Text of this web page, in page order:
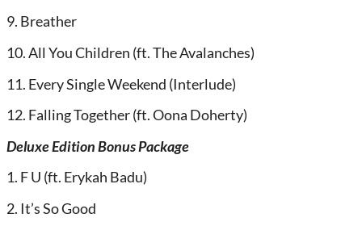
9. Breather
10. All You Children (ft. The Avalanches)
11. Every Single Weekend (Interlude)
12. Falling Together (ft. Oona Doherty)
Deluxe Edition Bonus Package
1. F U (ft. Erykah Badu)
2. It’s So Good